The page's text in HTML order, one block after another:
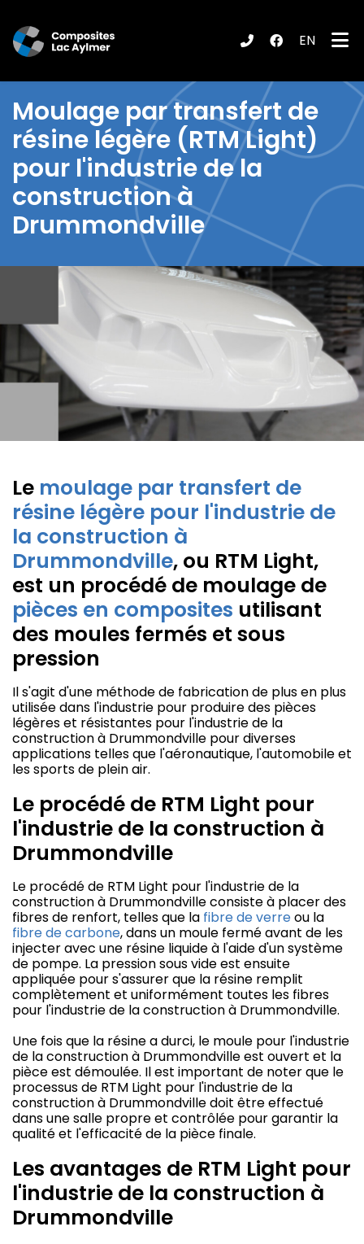
(Produits / Services )
EN
Moulage par transfert de
résine légère (RTM Light)
pour l'industrie de la
construction à
Drummondville
Le moulage par transfert de
résine légère pour l'industrie de
la construction à
Drummondville, ou RTM Light,
est un procédé de moulage de
pièces en composites utilisant
des moules fermés et sous
pression
Il s'agit d'une méthode de fabrication de plus en plus
utilisée dans l'industrie pour produire des pièces
légères et résistantes pour l'industrie de la
construction à Drummondville pour diverses
applications telles que l'aéronautique, l'automobile et
les sports de plein air.
Le procédé de RTM Light pour
l'industrie de la construction à
Drummondville
Le procédé de RTM Light pour l'industrie de la
construction à Drummondville consiste à placer des
fibres de renfort, telles que la fibre de verreou la
fibre de carbone, dans un moule fermé avant de les
injecter avec une résine liquide à l'aide d'un système
de pompe. La pression sous vide est ensuite
appliquée pour s'assurer que la résine remplit
complètement et uniformément toutes les fibres
pour l'industrie de la construction à Drummondville.
Une fois que la résine a durci, le moule pour l'industrie
de la construction à Drummondville est ouvert et la
pièce est démoulée. Il est important de noter que le
processus de RTM Light pour l'industrie de la
construction à Drummondville doit être effectué
dans une salle propre et contrôlée pour garantir la
qualité et l'efficacité de la pièce finale.
Les avantages de RTM Light pour
l'industrie de la construction à
Drummondville